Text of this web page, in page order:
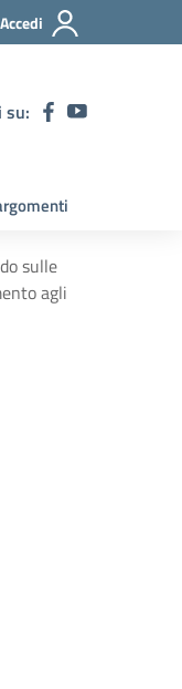
Accedi
su:
sulle
agli